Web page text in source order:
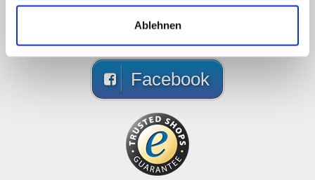
Ablehnen
(9:30-14:00 16:00-19:00)
info@rbs-handel.de
Facebook